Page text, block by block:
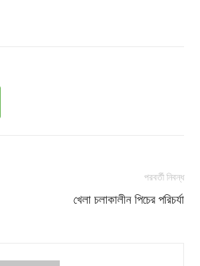
পরবর্তী নিবন্ধ
খেলা চলাকালীন পিচের পরিচর্যা